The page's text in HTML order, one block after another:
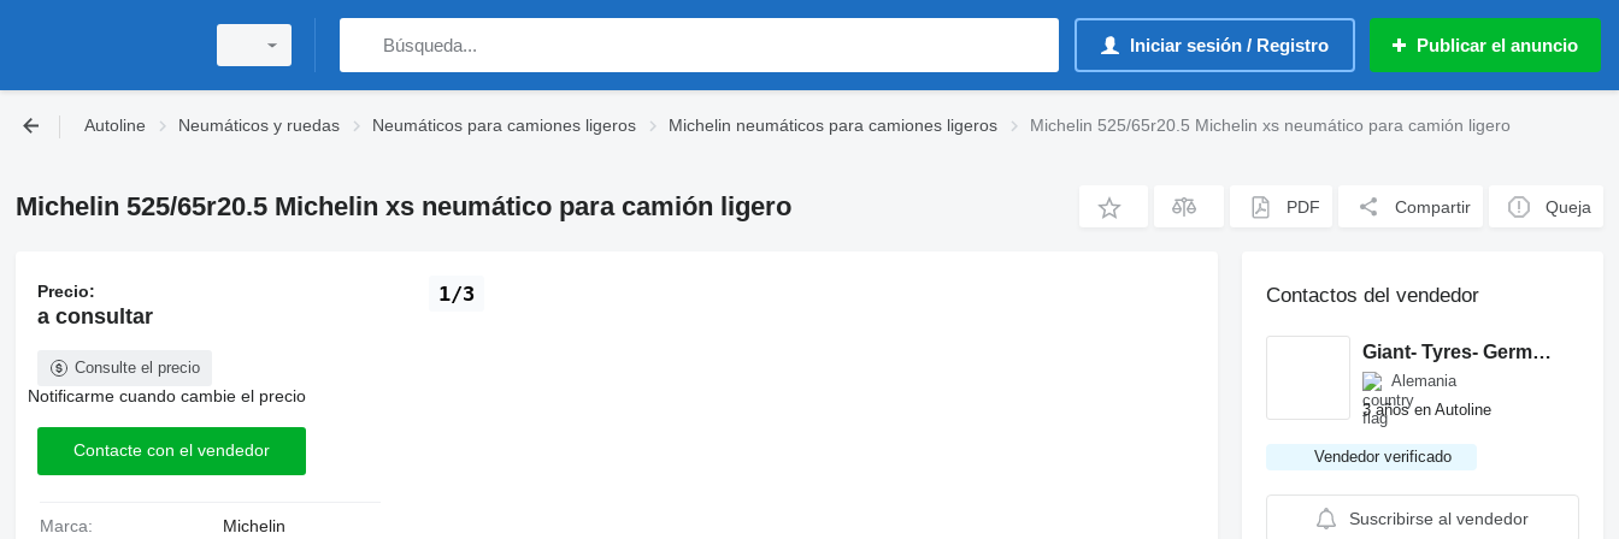
Iniciar sesión / Registro Publicar el anuncio
Autoline Neumáticos y ruedas Neumáticos para camiones ligeros Michelin neumáticos para camiones ligeros Michelin 525/65r20.5 Michelin xs neumático para camión ligero
Michelin 525/65r20.5 Michelin xs neumático para camión ligero PDF Compartir Queja
1/3
Precio:
a consultar
Consulte el precio
Notificarme cuando cambie el precio
Contacte con el vendedor
Marca: Michelin
Contactos del vendedor
Giant- Tyres- Germany
Alemania
3 años en Autoline
Vendedor verificado
Suscribirse al vendedor